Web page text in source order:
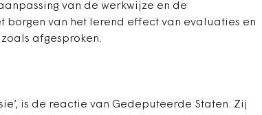
van de werkwijze en de
borgen van het lerend effect van evaluaties en
afgesproken.
is de reactie van Gedeputeerde Staten. Zij